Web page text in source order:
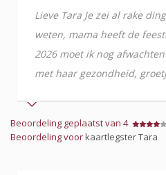
Lieve Tara Je zei al rake
weten, mama heeft de
2026 moet ik nog
met haar gezondheid,
Beoordeling geplaatst van 4
Beoordeling voorkaartlegster Tara